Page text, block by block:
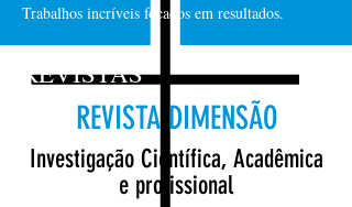
Trabalhos incríveis focados em resultados.
REVISTAS
REVISTA DIMENSÃO
Investigação Científica, Acadêmica
e profissional